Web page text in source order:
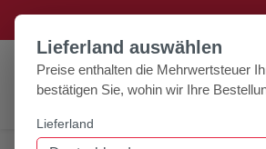
Hauptinhalt springen
Zur Suche springen
Home Zubehör
Lieferland auswählen
Preise enthalten die Mehrwertsteuer
bestätigen Sie, wohin wir Ihre
Lieferland